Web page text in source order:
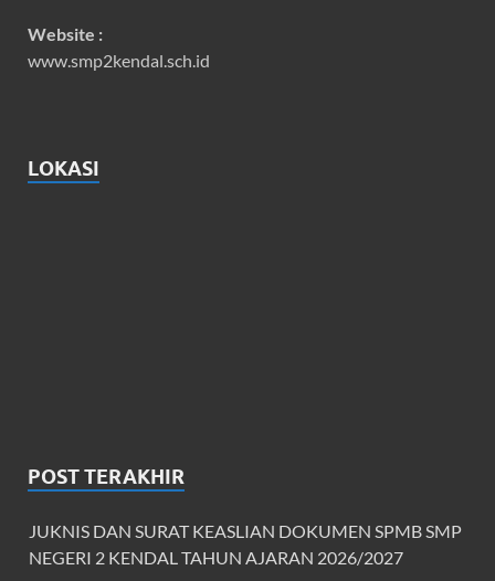
Website :
www.smp2kendal.sch.id
LOKASI
POST TERAKHIR
JUKNIS DAN SURAT KEASLIAN DOKUMEN SPMB SMP
NEGERI 2 KENDAL TAHUN AJARAN 2026/2027